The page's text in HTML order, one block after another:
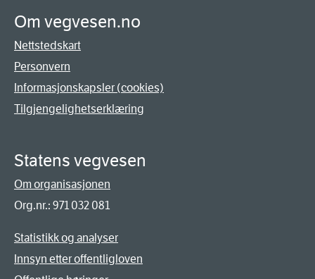
Om vegvesen.no
Nettstedskart
Personvern
Informasjonskapsler (cookies)
Tilgjengelighetserklæring
Statens vegvesen
Om organisasjonen
Org.nr.: 971 032 081
Statistikk og analyser
Innsyn etter offentligloven